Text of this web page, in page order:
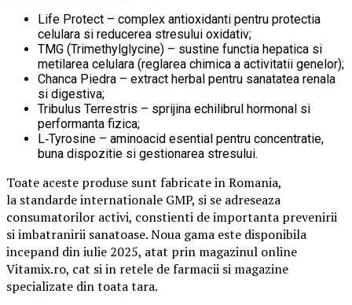
Life Protect – complex antioxidanti pentru protectia
celulara si reducerea stresului oxidativ;
TMG (Trimethylglycine) – sustine functia hepatica si
metilarea celulara (reglarea chimica a activitatii genelor);
Chanca Piedra – extract herbal pentru sanatatea renala
si digestiva;
Tribulus Terrestris – sprijina echilibrul hormonal si
performanta fizica;
L‑Tyrosine – aminoacid esential pentru concentratie,
buna dispozitie si gestionarea stresului.
Toate aceste produse sunt fabricate in Romania,
la standarde internationale GMP, si se adreseaza
consumatorilor activi, constienti de importanta prevenirii
si imbatranirii sanatoase. Noua gama este disponibila
incepand din iulie 2025, atat prin magazinul online
Vitamix.ro, cat si in retele de farmacii si magazine
specializate din toata tara.